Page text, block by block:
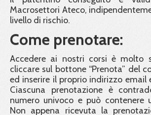
Macrosettori Ateco,
livello di rischio.
Come prenotare:
Accedere ai nostri corsi è molto
cliccare sul bottone “Prenota” del
ed inserire il proprio indirizzo email
Ciascuna prenotazione è
numero univoco e può contenere
Non appena ricevuta la